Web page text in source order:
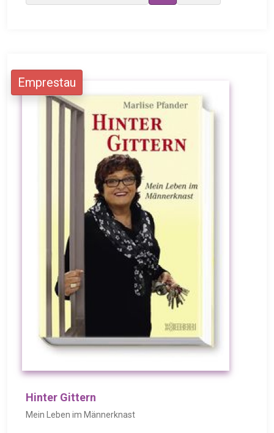
Emprestau
Hinter Gittern
Mein Leben im Männerknast